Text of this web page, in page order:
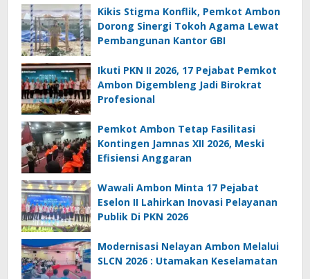
Kikis Stigma Konflik, Pemkot Ambon
Dorong Sinergi Tokoh Agama Lewat
Pembangunan Kantor GBI
Ikuti PKN II 2026, 17 Pejabat Pemkot
Ambon Digembleng Jadi Birokrat
Profesional
Pemkot Ambon Tetap Fasilitasi
Kontingen Jamnas XII 2026, Meski
Efisiensi Anggaran
Wawali Ambon Minta 17 Pejabat
Eselon II Lahirkan Inovasi Pelayanan
Publik Di PKN 2026
Modernisasi Nelayan Ambon Melalui
SLCN 2026 : Utamakan Keselamatan